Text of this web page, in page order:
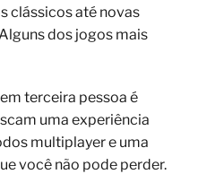
clássicos até novas
dos jogos mais
terceira pessoa é
uma experiência
multiplayer e uma
você não pode perder.